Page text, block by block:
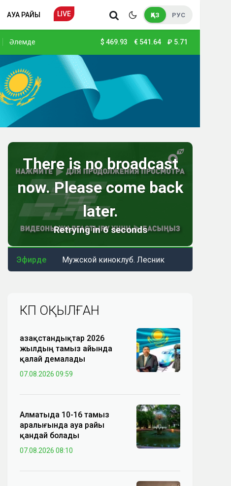
АУА РАЙЫ LIVE ҚАЗ РУС
Әлемде $ 469.93 € 541.64 ₽ 5.71
Эфирде Мужской киноклуб. Лесник
КӨП ОҚЫЛҒАН
Қазақстандықтар 2026
жылдың тамыз айында
қалай демалады
07.08.2026 09:59
Алматыда 10-16 тамыз
аралығында ауа райы
қандай болады
07.08.2026 08:10